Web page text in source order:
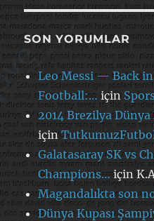
SON YORUMLAR
Leo Messi — Back
Football:… için
2014 Brezilya
için
Galatasaray SK vs
Champions…için
Magandalıkta son
Dünya Kupası